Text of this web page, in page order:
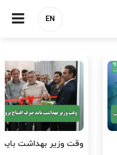
EN
واردات دارو و کالاهای اساسی